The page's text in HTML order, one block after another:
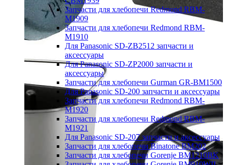
Запчасти для хлебопечи Redmond RBM-
M1909
Запчасти для хлебопечи Redmond RBM-
M1910
Для Panasonic SD-ZB2512 запчасти и
аксессуары
Для Panasonic SD-ZP2000 запчасти и
аксессуары
Запчасти для хлебопечи Gurman GR-BM1500
Для Panasonic SD-200 запчасти и аксессуары
Запчасти для хлебопечи Redmond RBM-
M1920
Запчасти для хлебопечи Redmond RBM-
M1921
Для Panasonic SD-207 запчасти и аксессуары
Запчасти для хлебопечи Binatone BM202
Запчасти для хлебопечи Gorenje BM1210BK